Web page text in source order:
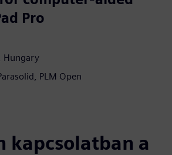
Pro
Hungary
PLM Open
kapcsolatban a